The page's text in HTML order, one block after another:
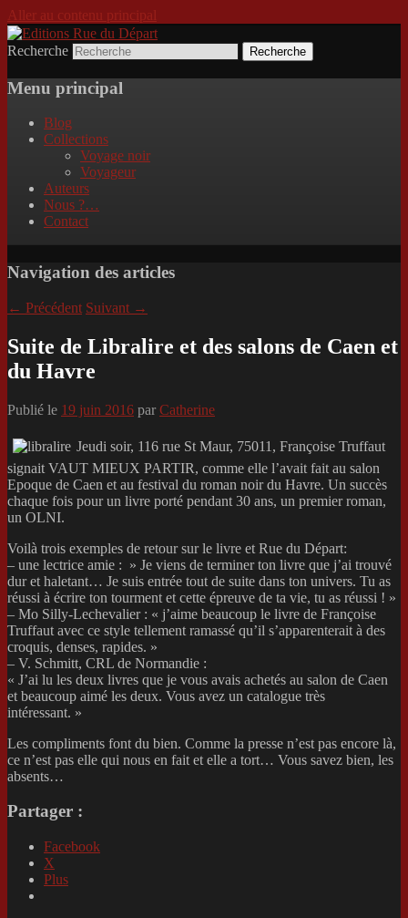
Aller au contenu principal
Editions Rue du Départ
Incitation au voyage, du roman noir au
poème.
Recherche
Menu principal
Blog
Collections
Voyage noir
Voyageur
Auteurs
Nous ?…
Contact
Navigation des articles
← Précédent Suivant →
Suite de Libralire et des salons de Caen et
du Havre
Publié le 19 juin 2016 par Catherine
Jeudi soir, 116 rue St Maur, 75011, Françoise Truffaut
signait VAUT MIEUX PARTIR, comme elle l’avait fait au salon
Epoque de Caen et au festival du roman noir du Havre. Un succès
chaque fois pour un livre porté pendant 30 ans, un premier roman,
un OLNI.
Voilà trois exemples de retour sur le livre et Rue du Départ:
– une lectrice amie : » Je viens de terminer ton livre que j’ai trouvé
dur et haletant… Je suis entrée tout de suite dans ton univers. Tu as
réussi à écrire ton tourment et cette épreuve de ta vie, tu as réussi ! »
– Mo Silly-Lechevalier : « j’aime beaucoup le livre de Françoise
Truffaut avec ce style tellement ramassé qu’il s’apparenterait à des
croquis, denses, rapides. »
– V. Schmitt, CRL de Normandie :
« J’ai lu les deux livres que je vous avais achetés au salon de Caen
et beaucoup aimé les deux. Vous avez un catalogue très
intéressant. »
Les compliments font du bien. Comme la presse n’est pas encore là,
ce n’est pas elle qui nous en fait et elle a tort… Vous savez bien, les
absents…
Partager :
Facebook
X
Plus